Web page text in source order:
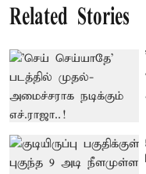
Related Stories